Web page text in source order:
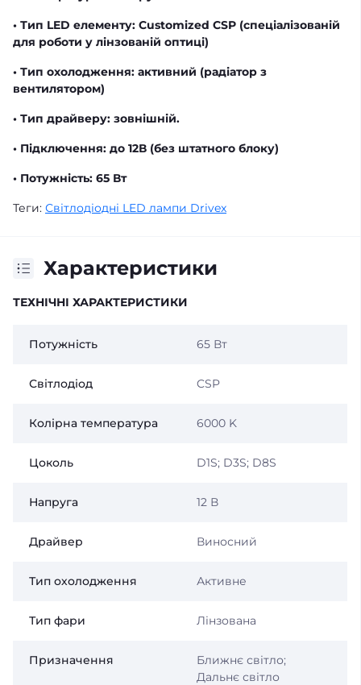
• Тип LED елементу: Customized CSP (спеціалізованій
для роботи у лінзованій оптиці)
• Тип охолодження: активний (радіатор з
вентилятором)
• Тип драйверу: зовнішній.
• Підключення: до 12В (без штатного блоку)
• Потужність: 65 Вт
Теги: Світлодіодні LED лампи Drivex
Характеристики
ТЕХНІЧНІ ХАРАКТЕРИСТИКИ
Потужність 65 Вт
Світлодіод CSP
Колірна температура 6000 K
Цоколь D1S; D3S; D8S
Напруга 12 В
Драйвер Виносний
Тип охолодження Активне
Тип фари Лінзована
Призначення
Ближнє світло;
Дальнє світло